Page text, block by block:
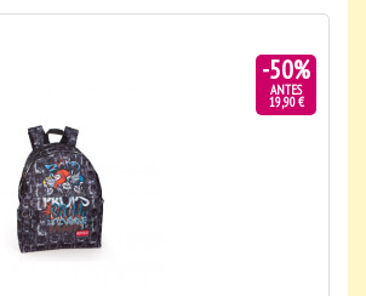
-50%
ANTES
19,90 €